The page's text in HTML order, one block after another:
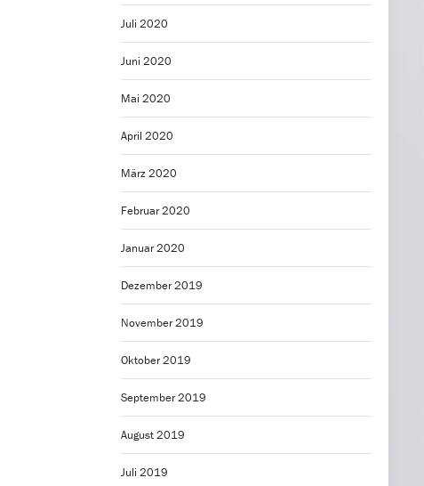
Juli 2020
Juni 2020
Mai 2020
April 2020
März 2020
Februar 2020
Januar 2020
Dezember 2019
November 2019
Oktober 2019
September 2019
August 2019
Juli 2019